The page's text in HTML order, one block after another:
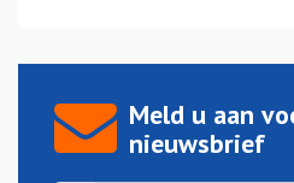
Meld u aan
nieuwsbrief